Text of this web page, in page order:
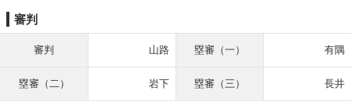
審判
審判 山路 塁審（一） 有隅
塁審（二） 岩下 塁審（三） 長井